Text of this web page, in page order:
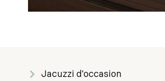
Jacuzzi d'occasion